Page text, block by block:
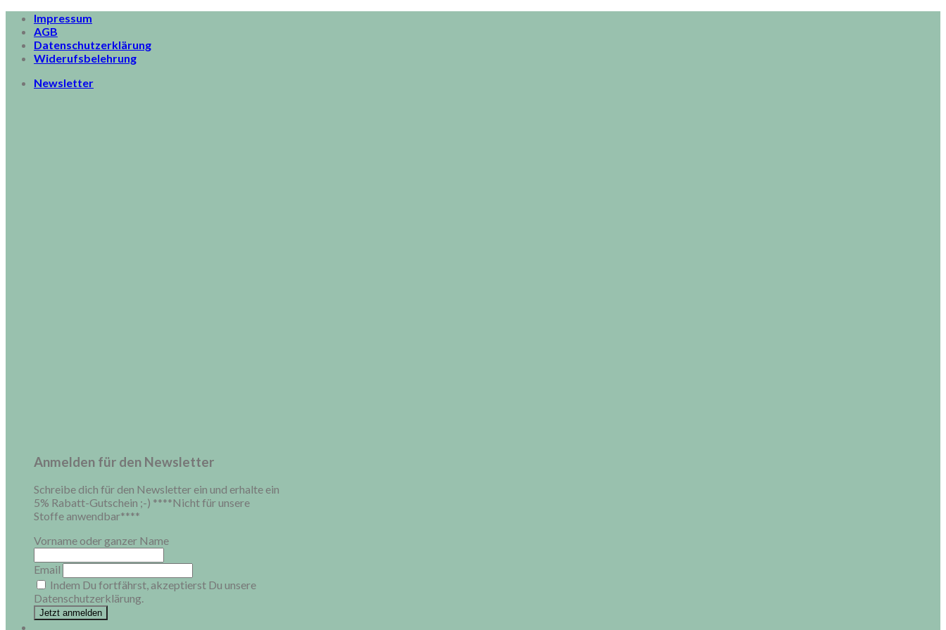
Skip
content
Impressum
AGB
Datenschutzerklärung
Widerufsbelehrung
Newsletter
Anmelden für den Newsletter
Schreibe dich für den Newsletter ein und erhalte ein
5% Rabatt-Gutschein ;-) ****Nicht für unsere
Stoffe anwendbar****
Vorname oder ganzer Name
Email
Indem Du fortfährst, akzeptierst Du unsere
Datenschutzerklärung.